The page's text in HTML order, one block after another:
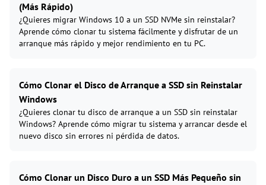
(Más Rápido)
¿Quieres migrar Windows 10 a un SSD NVMe sin reinstalar?
Aprende cómo clonar tu sistema fácilmente y disfrutar de un
arranque más rápido y mejor rendimiento en tu PC.
Cómo Clonar el Disco de Arranque a SSD sin Reinstalar
Windows
¿Quieres clonar tu disco de arranque a un SSD sin reinstalar
Windows? Aprende cómo migrar tu sistema y arrancar desde el
nuevo disco sin errores ni pérdida de datos.
Cómo Clonar un Disco Duro a un SSD Más Pequeño sin